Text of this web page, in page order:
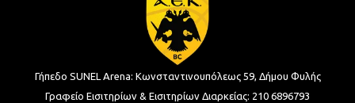
Γήπεδο SUNEL Arena: Κωνσταντινουπόλεως 59, Δήμου Φυλής
Γραφείο Εισιτηρίων & Εισιτηρίων Διαρκείας: 210 6896793